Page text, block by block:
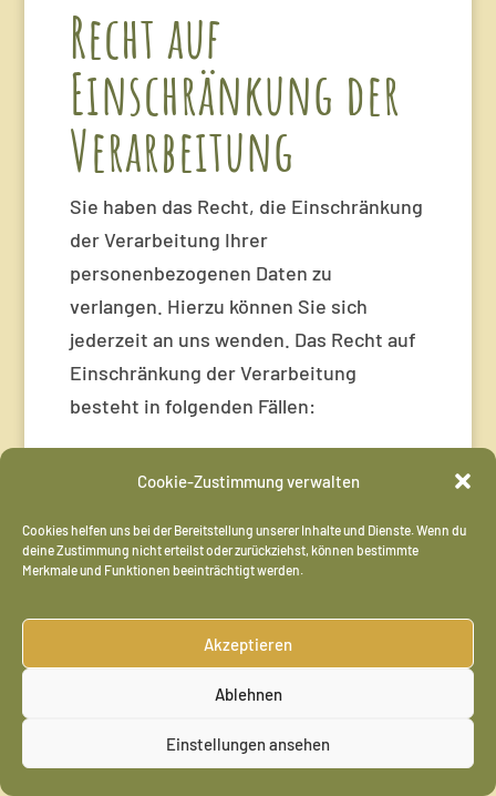
Cookie-Zustimmung verwalten
Cookies helfen uns bei der Bereitstellung unserer Inhalte und Dienste. Wenn du
deine Zustimmung nicht erteilst oder zurückziehst, können bestimmte
Merkmale und Funktionen beeinträchtigt werden.
Akzeptieren
Ablehnen
Einstellungen ansehen
Recht auf
Einschränkung der
Verarbeitung
Sie haben das Recht, die Einschränkung
der Verarbeitung Ihrer
personenbezogenen Daten zu
verlangen. Hierzu können Sie sich
jederzeit an uns wenden. Das Recht auf
Einschränkung der Verarbeitung
besteht in folgenden Fällen:
gespeicherten personenbezogenen
der Regel Zeit, um dies zu
überprüfen. Für die Dauer der
personenbezogenen Daten zu
personenbezogenen Daten
unrechtmäßig geschah/geschieht,